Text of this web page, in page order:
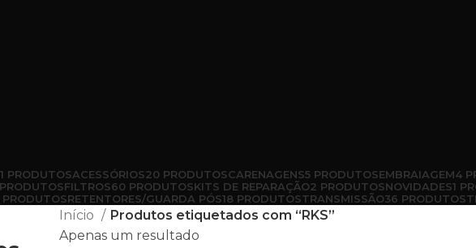
PRODUTOSACESSÓRIOS20 PRODUTOSCARENAGENS5 PRODUTOSEMBRAIAGEM4
FILTROS60 PRODUTOSKITS DE REPARAÇÃO2 PRODUTOSNOVIDADES1
PRODUTOSRETENTORES/GUARDA PÓS18 PRODUTOSTRANSMISSÃO36 PRODUTOS
Início
Produtos etiquetados com “RKS”
Apenas um resultado